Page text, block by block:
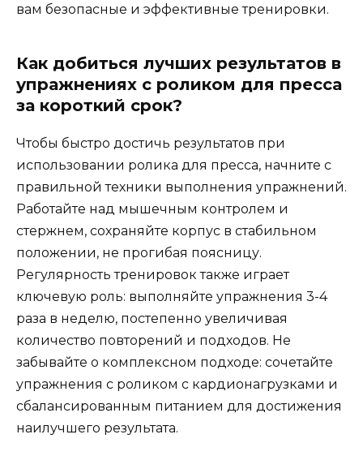
вам безопасные и эффективные тренировки.
Как добиться лучших результатов в
упражнениях с роликом для пресса
за короткий срок?
Чтобы быстро достичь результатов при
использовании ролика для пресса, начните с
правильной техники выполнения упражнений.
Работайте над мышечным контролем и
стержнем, сохраняйте корпус в стабильном
положении, не прогибая поясницу.
Регулярность тренировок также играет
ключевую роль: выполняйте упражнения 3-4
раза в неделю, постепенно увеличивая
количество повторений и подходов. Не
забывайте о комплексном подходе: сочетайте
упражнения с роликом с кардионагрузками и
сбалансированным питанием для достижения
наилучшего результата.